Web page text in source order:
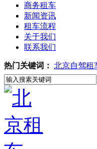
商务租车
新闻资讯
租车流程
关于我们
联系我们
热门关键词： 北京自驾租